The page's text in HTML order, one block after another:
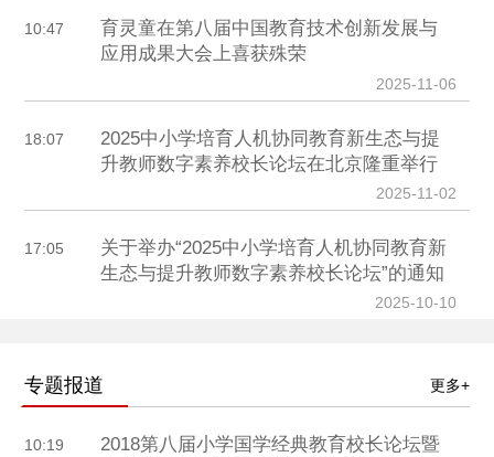
10:47
育灵童在第八届中国教育技术创新发展与
应用成果大会上喜获殊荣
2025-11-06
18:07
2025中小学培育人机协同教育新生态与提
升教师数字素养校长论坛在北京隆重举行
2025-11-02
17:05
关于举办“2025中小学培育人机协同教育新
生态与提升教师数字素养校长论坛”的通知
2025-10-10
专题报道 更多+
10:19
2018第八届小学国学经典教育校长论坛暨